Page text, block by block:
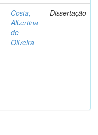
Costa,
Albertina
de
Oliveira
Dissertação